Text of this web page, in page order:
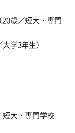
歳／短大・専門
学3年生）
短大・専門学校